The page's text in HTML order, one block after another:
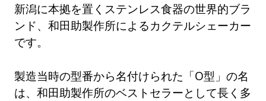
新潟に本拠を置くステンレス食器の世界的ブラ
ンド、和田助製作所によるカクテルシェーカー
です。
製造当時の型番から名付けられた「O型」の名
は、和田助製作所のベストセラーとして長く多